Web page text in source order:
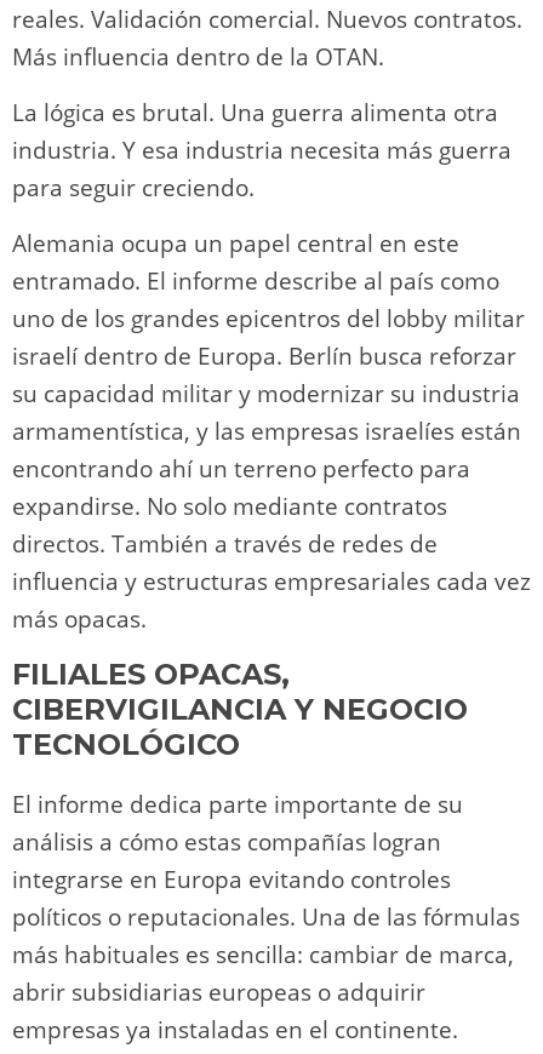
reales. Validación comercial. Nuevos contratos.
Más influencia dentro de la OTAN.
La lógica es brutal. Una guerra alimenta otra
industria. Y esa industria necesita más guerra
para seguir creciendo.
Alemania ocupa un papel central en este
entramado. El informe describe al país como
uno de los grandes epicentros del lobby militar
israelí dentro de Europa. Berlín busca reforzar
su capacidad militar y modernizar su industria
armamentística, y las empresas israelíes están
encontrando ahí un terreno perfecto para
expandirse. No solo mediante contratos
directos. También a través de redes de
influencia y estructuras empresariales cada vez
más opacas.
FILIALES OPACAS,
CIBERVIGILANCIA Y NEGOCIO
TECNOLÓGICO
El informe dedica parte importante de su
análisis a cómo estas compañías logran
integrarse en Europa evitando controles
políticos o reputacionales. Una de las fórmulas
más habituales es sencilla: cambiar de marca,
abrir subsidiarias europeas o adquirir
empresas ya instaladas en el continente.